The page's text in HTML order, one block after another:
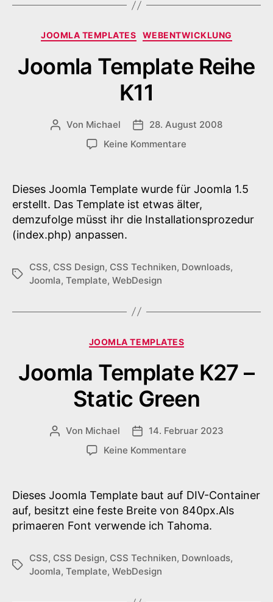
Kategorien
JOOMLA TEMPLATES WEBENTWICKLUNG
Joomla Template Reihe
K11
Beitragsautor
Von Michael Veröffentlichungsdatum
28. August 2008
Keine Kommentare
Reihe
K11
Dieses Joomla Template wurde für Joomla 1.5
erstellt. Das Template ist etwas älter,
demzufolge müsst ihr die Installationsprozedur
(index.php) anpassen.
Schlagwörter
CSS, CSS Design, CSS Techniken, Downloads,
Joomla, Template, WebDesign
Kategorien
JOOMLA TEMPLATES
Joomla Template K27 –
Static Green
Beitragsautor
Von Michael Veröffentlichungsdatum
14. Februar 2023
Keine Kommentare
K27
–
Static
Green
Dieses Joomla Template baut auf DIV-Container
auf, besitzt eine feste Breite von 840px.Als
primaeren Font verwende ich Tahoma.
Schlagwörter
CSS, CSS Design, CSS Techniken, Downloads,
Joomla, Template, WebDesign